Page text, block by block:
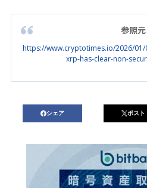
参照元
https://www.cryptotimes.io/2026/
xrp-has-clear-non-
シェア ポスト